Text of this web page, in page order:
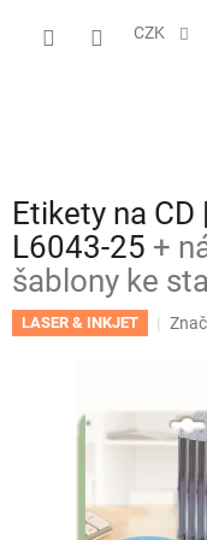
CZK
Etikety na
L6043-25 +
šablony ke
LASER & INKJET